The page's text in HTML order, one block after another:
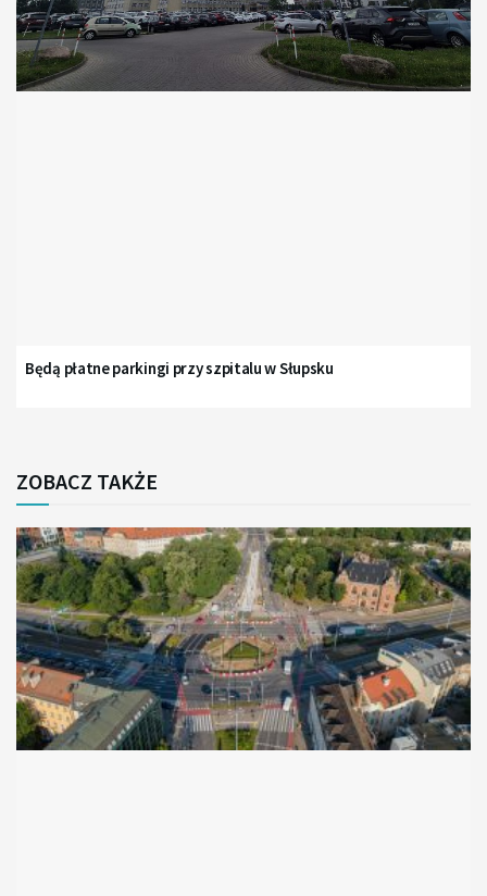
Będą płatne parkingi przy szpitalu w Słupsku
ZOBACZ TAKŻE